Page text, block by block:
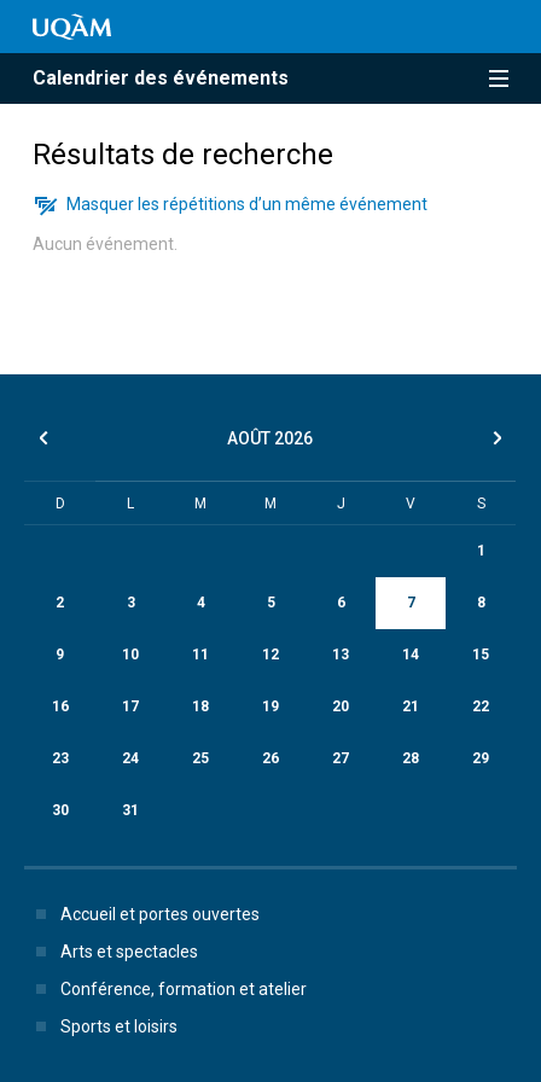
Calendrier des événements
Résultats de recherche
Masquer les répétitions d’un même événement
Aucun événement.
AOÛT 2026
D L M M J V S
1
2 3 4 5 6 7 8
9 10 11 12 13 14 15
16 17 18 19 20 21 22
23 24 25 26 27 28 29
30 31
Accueil et portes ouvertes
Arts et spectacles
Conférence, formation et atelier
Sports et loisirs